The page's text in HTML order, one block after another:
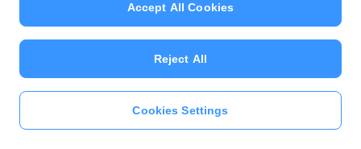
PayPayアプリをダウンロ
ード＞＞
給与を受け取る
Cookies Settings
Reject All
Accept All Cookies